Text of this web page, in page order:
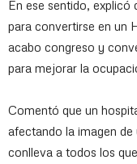
En ese sentido, explicó
para convertirse en un
acabo congreso y
para mejorar la
Comentó que un
afectando la imagen
conlleva a todos los